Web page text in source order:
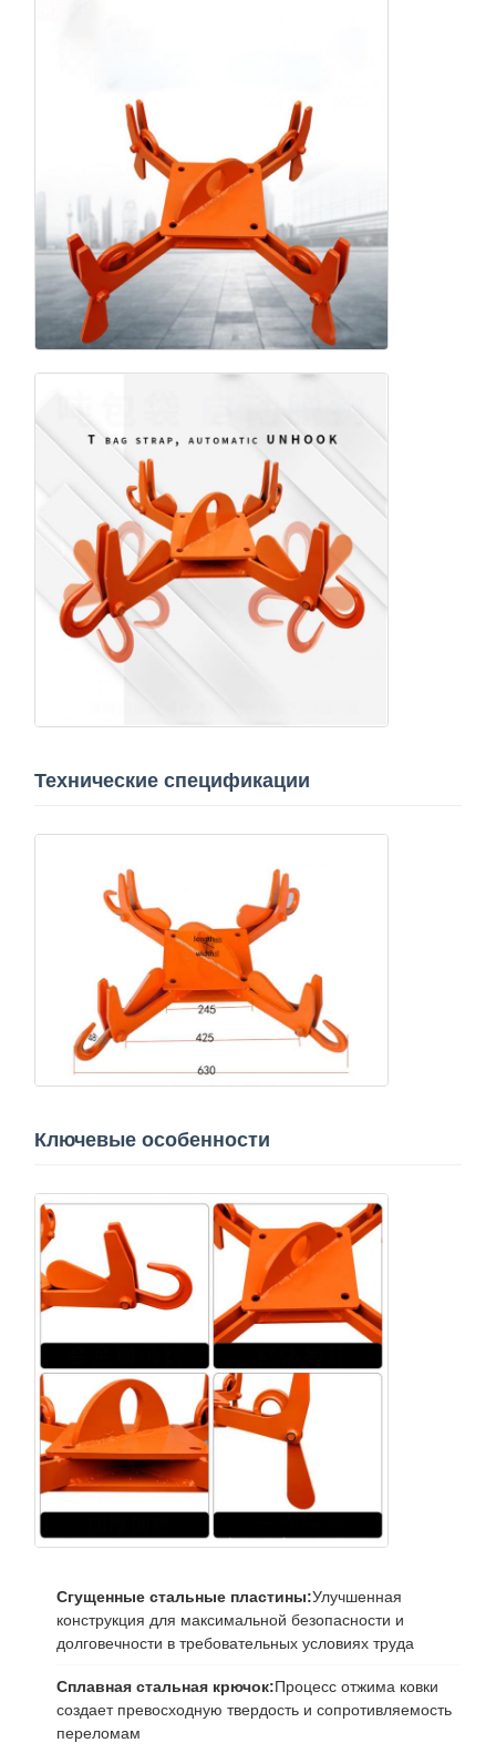
Технические спецификации
Ключевые особенности
Сгущенные стальные пластины:Улучшенная
конструкция для максимальной безопасности и
долговечности в требовательных условиях труда
Сплавная стальная крючок:Процесс отжима ковки
создает превосходную твердость и сопротивляемость
переломам